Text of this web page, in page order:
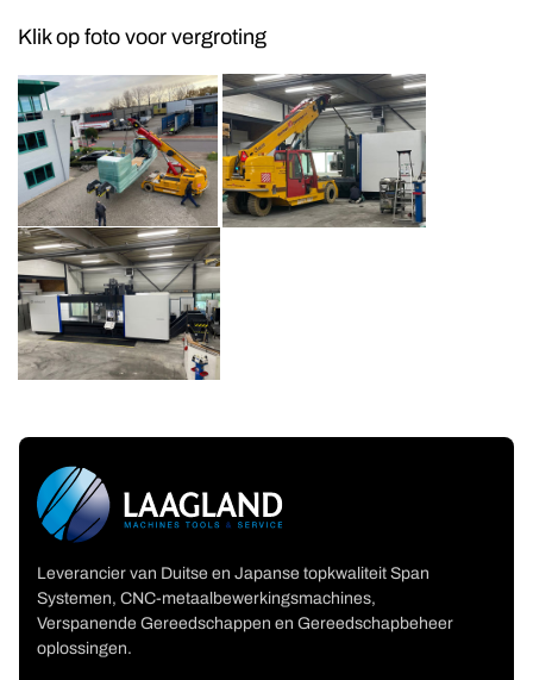
Klik op foto voor vergroting
Leverancier van Duitse en Japanse topkwaliteit Span
Systemen, CNC-metaalbewerkingsmachines,
Verspanende Gereedschappen en Gereedschapbeheer
oplossingen.